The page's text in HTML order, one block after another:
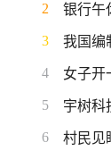
2 银行午
3 我国编
4 女子开
5 宇树科
6 村民见